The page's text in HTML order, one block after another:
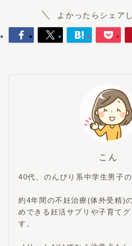
よかったらシェア
こん
40代、のんびり系中学生男子の
約4年間の不妊治療(体外受精)
めできる妊活サプリや子育て
す。